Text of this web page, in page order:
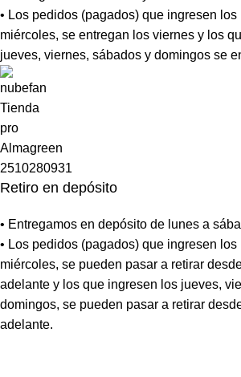
• Los pedidos (pagados) que ingresen los
miércoles, se entregan los viernes y los
jueves, viernes, sábados y domingos se
Retiro en depósito
• Entregamos en depósito de lunes a
• Los pedidos (pagados) que ingresen los
miércoles, se pueden pasar a retirar
adelante y los que ingresen los jueves,
domingos, se pueden pasar a retirar
adelante.